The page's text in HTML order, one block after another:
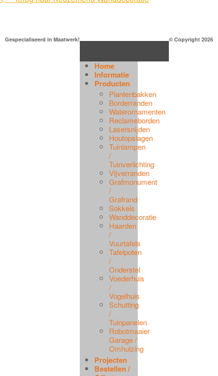
Gespecialiseerd in Maatwerk! © Copyright 2026
Home
Informatie
Producten
Plantenbakken
Borderranden
Waterornamenten
Reclameborden
Lasersnijden
Houtopslagen
Tuinlampen
/
Tuinverlichting
Vijverranden
Grafmonument
/
Grafrand
Sokkels
Wanddecoratie
Haarden
/
Vuurtafels
Tafelpoten
/
Onderstel
Voederhuis
/
Vogelhuis
Schutting
/
Tuinpanelen
Robotmaaier
Garage /
Omhuizing
Projecten
Bestellen /